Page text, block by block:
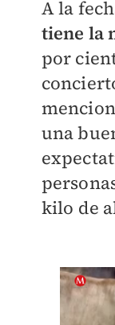
A la
tiene la
por
una
kilo de